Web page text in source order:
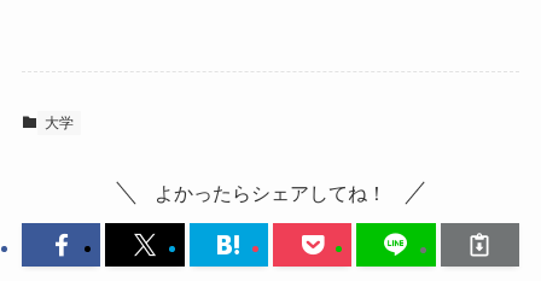
大学
よかったらシェアしてね！